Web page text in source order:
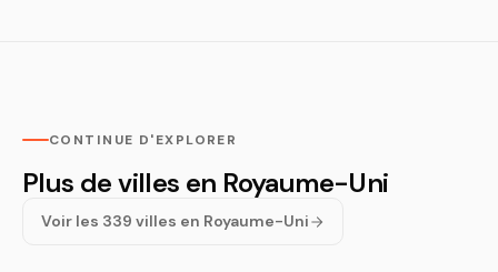
CONTINUE D'EXPLORER
Plus de villes en Royaume-Uni
Voir les 339 villes en Royaume-Uni